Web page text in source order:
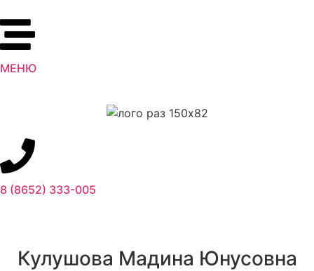
МЕНЮ
8 (8652) 333-005
Кулушова Мадина Юнусовна